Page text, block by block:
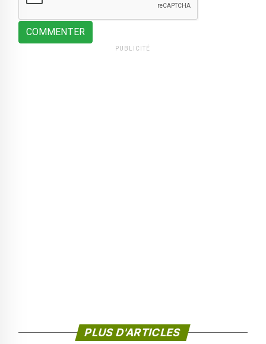
COMMENTER
PUBLICITÉ
PLUS D'ARTICLES